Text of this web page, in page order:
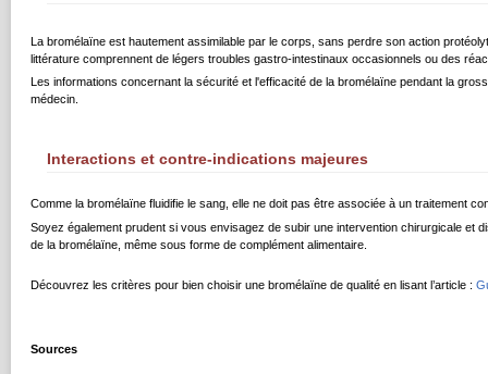
La bromélaïne est hautement assimilable par le corps, sans perdre son action
littérature comprennent de légers troubles gastro-intestinaux occasionnels ou des
Les informations concernant la sécurité et l'efficacité de la bromélaïne pendant la
médecin.
Interactions et contre-indications majeures
Comme la bromélaïne fluidifie le sang, elle ne doit pas être associée à un traitement
Soyez également prudent si vous envisagez de subir une intervention chirurgicale et
de la bromélaïne, même sous forme de complément alimentaire.
Découvrez les critères pour bien choisir une bromélaïne de qualité en lisant l’article :
Sources